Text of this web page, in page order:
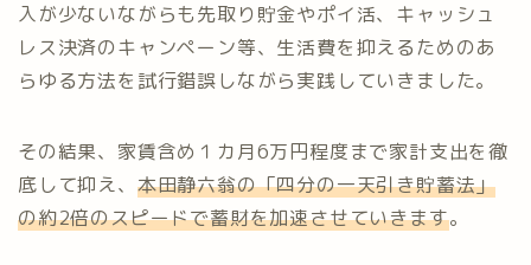
入が少ないながらも先取り貯金やポイ活、キャッシュ
レス決済のキャンペーン等、生活費を抑えるためのあ
らゆる方法を試行錯誤しながら実践していきました。
その結果、家賃含め１カ月6万円程度まで家計支出を徹
底して抑え、 本田静六翁の「四分の一天引き貯蓄法」
の約2倍のスピードで蓄財を加速させていきます。